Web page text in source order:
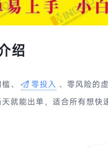
绍
、 零投入 、零风险的
就能出单，适合所有想快